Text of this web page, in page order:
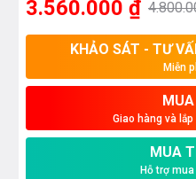
3.560.000 ₫
KHẢO SÁT - TƯ
Miễn
Giao hàng và
MUA
Hỗ trợ